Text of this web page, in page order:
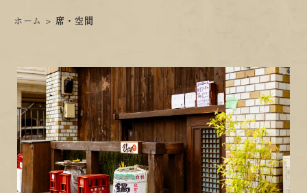
ホーム > 席・空間